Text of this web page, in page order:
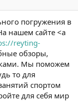
погружения в
нашем сайте <a
reyting-
обзоры,
Мы поможем
то для
спортом
для себя мир